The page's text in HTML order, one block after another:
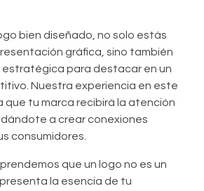
bien diseñado, no solo estás
gráfica, sino también
estratégica para destacar en un
Nuestra experiencia en este
que tu marca recibirá la atención
a crear conexiones
consumidores.
que un logo no es un
la esencia de tu